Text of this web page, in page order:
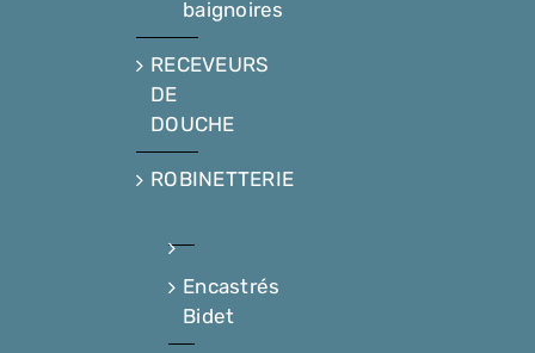
baignoires
RECEVEURS
DE
DOUCHE
ROBINETTERIE
Encastrés
Bidet